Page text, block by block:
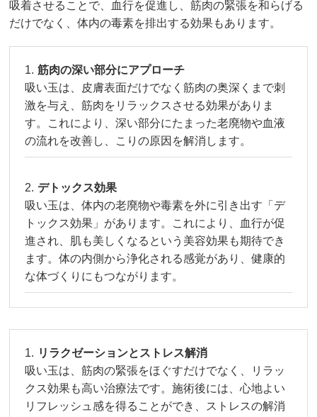
吸着させることで、血行を促進し、筋肉の緊張を和らげる
だけでなく、体内の毒素を排出する効果もあります。
筋肉の深い部分にアプローチ
吸い玉は、皮膚表面だけでなく筋肉の奥深くまで刺
激を与え、筋肉をリラックスさせる効果がありま
す。これにより、深い部分にたまった老廃物や血液
の流れを改善し、こりの原因を解消します。
デトックス効果
吸い玉は、体内の老廃物や毒素を外に引き出す「デ
トックス効果」があります。これにより、血行が促
進され、肌も美しくなるという美容効果も期待でき
ます。体の内側から浄化される感覚があり、健康的
な体づくりにもつながります。
リラクゼーションとストレス解消
吸い玉は、筋肉の緊張をほぐすだけでなく、リラッ
クス効果も高い治療法です。施術後には、心地よい
リフレッシュ感を得ることができ、ストレスの解消